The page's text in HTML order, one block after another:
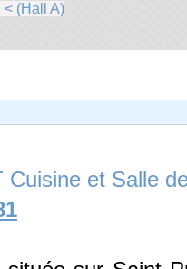
(Hall A)
Cuisine et Salle